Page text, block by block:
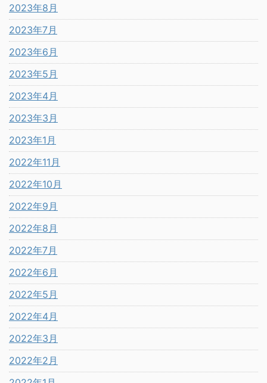
2023年8月
2023年7月
2023年6月
2023年5月
2023年4月
2023年3月
2023年1月
2022年11月
2022年10月
2022年9月
2022年8月
2022年7月
2022年6月
2022年5月
2022年4月
2022年3月
2022年2月